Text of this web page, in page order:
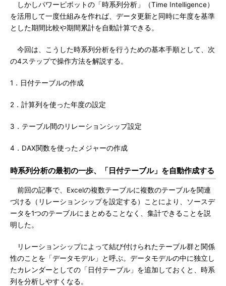
しかしパワーピボットの「時系列分析」（Time Intelligence）
を活用して一度仕組みを作れば、データ更新と同時に年度を基準
とした期間比較や期間累計を自動計算できる。
今回は、こうした時系列分析を行うための基本手順として、次
の4ステップで操作方法を解説する。
1．日付テーブルの作成
2．計算列を使った年度の設定
3．テーブル間のリレーションシップ設定
4．DAX関数を使ったメジャーの作成
時系列分析の最初の一歩、「日付テーブル」を自動作成する
前回の記事で、Excelの複数テーブルに複数のテーブルを関連
づける（リレーションシップを設定する）ことにより、ソースデ
ータを1つのテーブルにまとめることなく、集計できることを説
明した。
リレーションシップによって結び付けられたテーブル群と関係
性のことを「データモデル」と呼ぶ。データモデルの中に独立し
たカレンダーとしての「日付テーブル」を追加しておくと、時系
列を分析しやすくなる。